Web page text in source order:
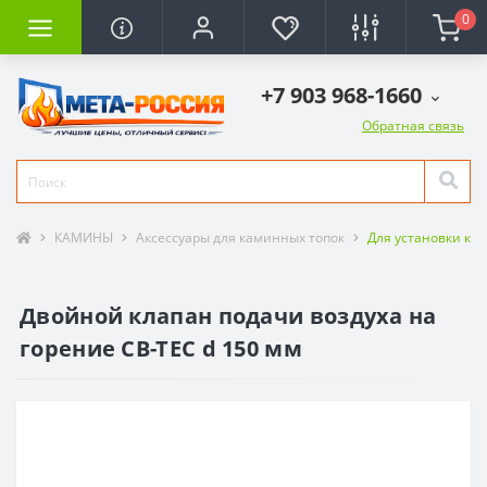
0
+7 903 968-1660
Обратная связь
КАМИНЫ Аксессуары для каминных топок Для установки
Двойной клапан подачи воздуха на
горение CB-TEC d 150 мм